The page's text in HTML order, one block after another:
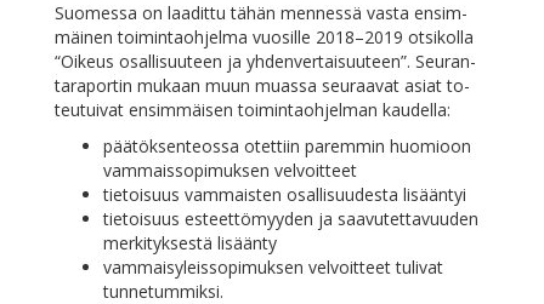
Suo­mes­sa on laa­dit­tu tä­hän men­nes­sä vas­ta en­sim­
mäi­nen toi­min­taoh­jel­ma vuo­sil­le 2018–2019 ot­si­kol­la
“Oi­keus osal­li­suu­teen ja yh­den­ver­tai­suu­teen”. Seu­ran­
ta­ra­por­tin mu­kaan muun muas­sa seu­raa­vat asiat to­
teu­tui­vat en­sim­mäi­sen toi­min­taoh­jel­man kaudella:
pää­tök­sen­teos­sa otet­tiin pa­rem­min huo­mioon
vam­mais­so­pi­muk­sen velvoitteet
tie­toi­suus vam­mais­ten osal­li­suu­des­ta lisääntyi
tie­toi­suus es­teet­tö­myy­den ja saa­vu­tet­ta­vuu­den
mer­ki­tyk­ses­tä lisäänty
vam­mai­sy­leis­so­pi­muk­sen vel­voit­teet tu­li­vat
tunnetummiksi.